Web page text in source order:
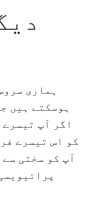
ہماری
ہوسکتے ہیں
اگر آپ
کو اس تیسرے
آپ کو سختی